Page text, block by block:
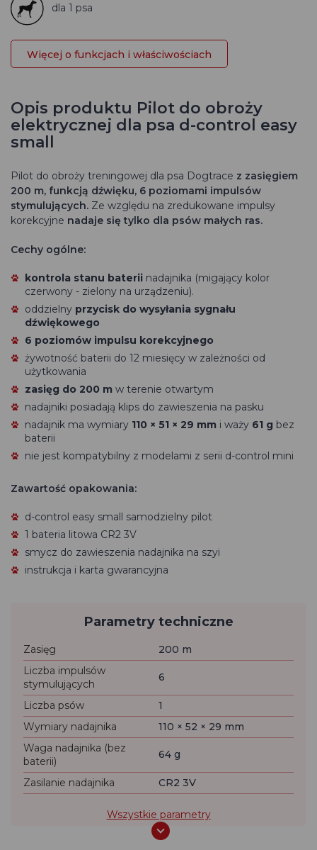
dla 1 psa
Więcej o funkcjach i właściwościach
Opis produktu Pilot do obroży
elektrycznej dla psa d-control easy
small
Pilot do obroży treningowej dla psa Dogtrace z zasięgiem
200 m, funkcją dźwięku, 6 poziomami impulsów
stymulujących. Ze względu na zredukowane impulsy
korekcyjne nadaje się tylko dla psów małych ras.
Cechy ogólne:
kontrola stanu baterii nadajnika (migający kolor
czerwony - zielony na urządzeniu).
oddzielny przycisk do wysyłania sygnału
dźwiękowego
6 poziomów impulsu korekcyjnego
żywotność baterii do 12 miesięcy w zależności od
użytkowania
zasięg do 200 m w terenie otwartym
nadajniki posiadają klips do zawieszenia na pasku
nadajnik ma wymiary 110 × 51 × 29 mm i waży 61 g bez
baterii
nie jest kompatybilny z modelami z serii d-control mini
Zawartość opakowania:
d-control easy small samodzielny pilot
1 bateria litowa CR2 3V
smycz do zawieszenia nadajnika na szyi
instrukcja i karta gwarancyjna
Parametry techniczne
Zasięg
200 m
Liczba impulsów
stymulujących
6
Liczba psów
1
Wymiary nadajnika
110 × 52 × 29 mm
Waga nadajnika (bez
baterii)
64 g
Zasilanie nadajnika CR2 3V
Wszystkie parametry